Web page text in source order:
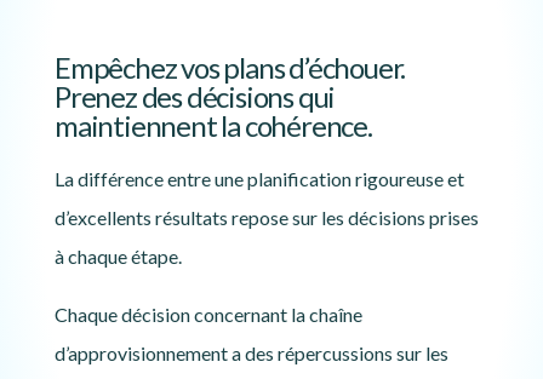
Empêchez vos plans d’échouer.
Prenez des décisions qui
maintiennent la cohérence.
La différence entre une planification rigoureuse et
d’excellents résultats repose sur les décisions prises
à chaque étape.
Chaque décision concernant la chaîne
d’approvisionnement a des répercussions sur les